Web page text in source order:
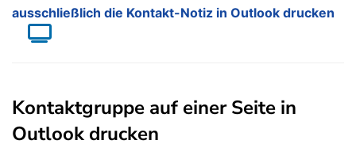
ausschließlich die Kontakt-Notiz in Outlook drucken
Kontaktgruppe auf einer Seite in
Outlook drucken